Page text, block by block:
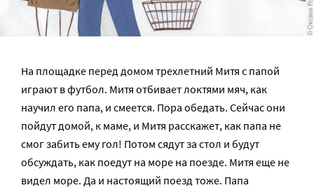
На площадке перед домом трехлетний Митя с папой
играют в футбол. Митя отбивает локтями мяч, как
научил его папа, и смеется. Пора обедать. Сейчас они
пойдут домой, к маме, и Митя расскажет, как папа не
смог забить ему гол! Потом сядут за стол и будут
обсуждать, как поедут на море на поезде. Митя еще не
видел море. Да и настоящий поезд тоже. Папа